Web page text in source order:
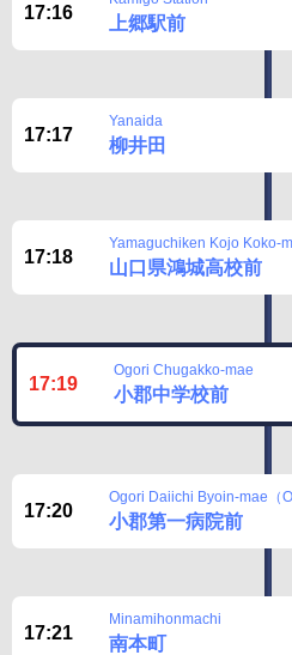
17:16
上郷駅前
17:17
Yanaida
柳井田
17:18
Yamaguchiken Kojo Koko-
山口県鴻城高校前
17:19
Ogori Chugakko-mae
小郡中学校前
17:20
Ogori Daiichi Byoin-mae（
小郡第一病院前
17:21
Minamihonmachi
南本町